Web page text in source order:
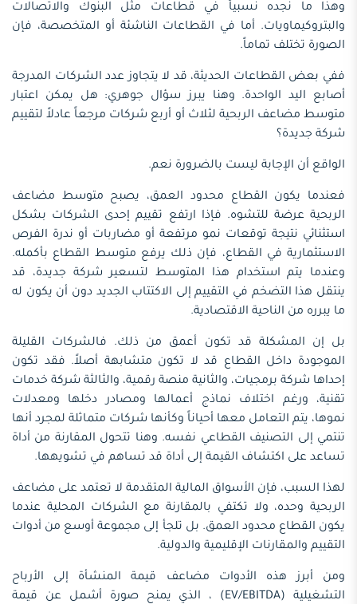
وهذا ما نجده نسبياً في قطاعات مثل البنوك والاتصالات
والبتروكيماويات. أما في القطاعات الناشئة أو المتخصصة، فإن
الصورة تختلف تماماً.
ففي بعض القطاعات الحديثة، قد لا يتجاوز عدد الشركات المدرجة
أصابع اليد الواحدة. وهنا يبرز سؤال جوهري: هل يمكن اعتبار
متوسط مضاعف الربحية لثلاث أو أربع شركات مرجعاً عادلاً لتقييم
شركة جديدة؟
الواقع أن الإجابة ليست بالضرورة نعم.
فعندما يكون القطاع محدود العمق، يصبح متوسط مضاعف
الربحية عرضة للتشوه. فإذا ارتفع تقييم إحدى الشركات بشكل
استثنائي نتيجة توقعات نمو مرتفعة أو مضاربات أو ندرة الفرص
الاستثمارية في القطاع، فإن ذلك يرفع متوسط القطاع بأكمله.
وعندما يتم استخدام هذا المتوسط لتسعير شركة جديدة، قد
ينتقل هذا التضخم في التقييم إلى الاكتتاب الجديد دون أن يكون له
ما يبرره من الناحية الاقتصادية.
بل إن المشكلة قد تكون أعمق من ذلك. فالشركات القليلة
الموجودة داخل القطاع قد لا تكون متشابهة أصلاً. فقد تكون
إحداها شركة برمجيات، والثانية منصة رقمية، والثالثة شركة خدمات
تقنية، ورغم اختلاف نماذج أعمالها ومصادر دخلها ومعدلات
نموها، يتم التعامل معها أحياناً وكأنها شركات متماثلة لمجرد أنها
تنتمي إلى التصنيف القطاعي نفسه. وهنا تتحول المقارنة من أداة
تساعد على اكتشاف القيمة إلى أداة قد تساهم في تشويهها.
لهذا السبب، فإن الأسواق المالية المتقدمة لا تعتمد على مضاعف
الربحية وحده، ولا تكتفي بالمقارنة مع الشركات المحلية عندما
يكون القطاع محدود العمق. بل تلجأ إلى مجموعة أوسع من أدوات
التقييم والمقارنات الإقليمية والدولية.
ومن أبرز هذه الأدوات مضاعف قيمة المنشأة إلى الأرباح
التشغيلية (EV/EBITDA) ، الذي يمنح صورة أشمل عن قيمة